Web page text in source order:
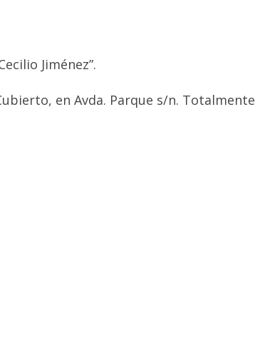
Jiménez”.
en Avda. Parque s/n. Totalmente